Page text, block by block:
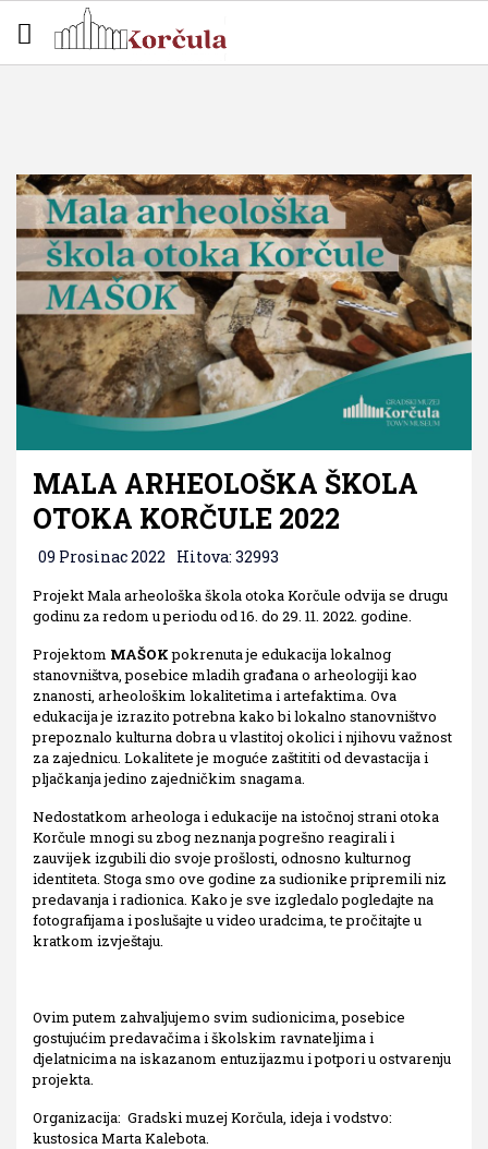
MALA ARHEOLOŠKA ŠKOLA
OTOKA KORČULE 2022
09 Prosinac 2022 Hitova: 32993
Projekt Mala arheološka škola otoka Korčule odvija se drugu
godinu za redom u periodu od 16. do 29. 11. 2022. godine.
Projektom MAŠOKpokrenuta je edukacija lokalnog
stanovništva, posebice mladih građana o arheologiji kao
znanosti, arheološkim lokalitetima i artefaktima. Ova
edukacija je izrazito potrebna kako bi lokalno stanovništvo
prepoznalo kulturna dobra u vlastitoj okolici i njihovu važnost
za zajednicu. Lokalitete je moguće zaštititi od devastacija i
pljačkanja jedino zajedničkim snagama.
Nedostatkom arheologa i edukacije na istočnoj strani otoka
Korčule mnogi su zbog neznanja pogrešno reagirali i
zauvijek izgubili dio svoje prošlosti, odnosno kulturnog
identiteta. Stoga smo ove godine za sudionike pripremili niz
predavanja i radionica. Kako je sve izgledalo pogledajte na
fotografijama i poslušajte u video uradcima, te pročitajte u
kratkom izvještaju.
Ovim putem zahvaljujemo svim sudionicima, posebice
gostujućim predavačima i školskim ravnateljima i
djelatnicima na iskazanom entuzijazmu i potpori u ostvarenju
projekta.
Organizacija: Gradski muzej Korčula, ideja i vodstvo:
kustosica Marta Kalebota.